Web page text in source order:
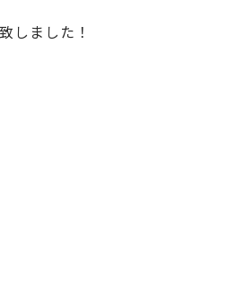
しました！